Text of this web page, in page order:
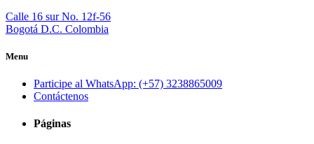
Calle 16 sur No. 12f-56
Bogotá D.C. Colombia
Menu
Participe al WhatsApp: (+57) 3238865009
Contáctenos
Páginas